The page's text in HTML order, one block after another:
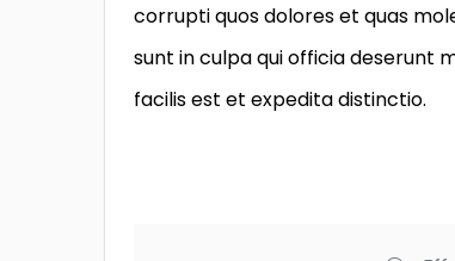
corrupti quos dolores et quas
sunt in culpa qui officia deserunt
facilis est et expedita distinctio.